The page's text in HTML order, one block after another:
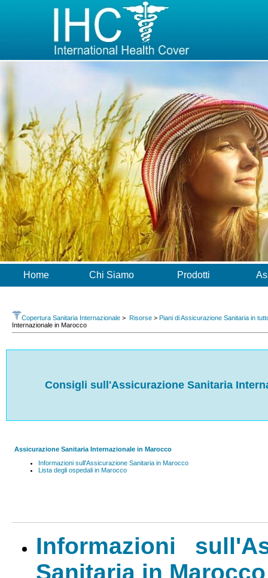
Home Chi Siamo Prodotti
Copertura Sanitaria Internazionale > Risorse > Piani di Assicurazione Sanitaria in
Internazionale in Marocco
Consigli sull'Assicurazione Sanitaria
Assicurazione Sanitaria Internazionale in Marocco
Informazioni sull'Assicurazione Sanitaria in Marocco
Lista degli ospedali in Marocco
Informazioni
Sanitaria in Marocco